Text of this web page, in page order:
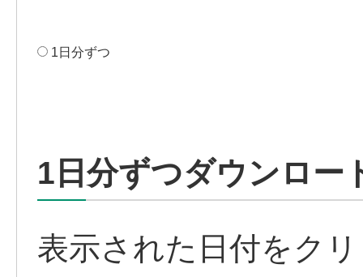
1日分ずつ
1日分ずつダウンロー
表示された日付をク